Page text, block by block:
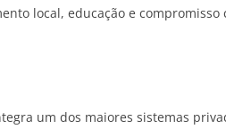
local, educação e compromisso
um dos maiores sistemas